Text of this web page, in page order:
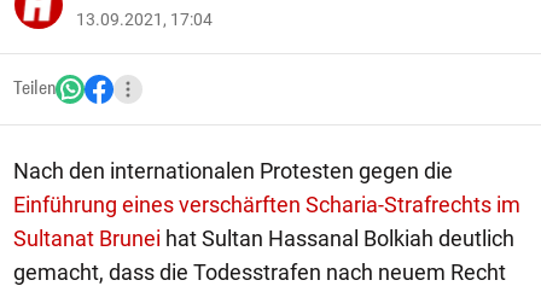
13.09.2021, 17:04
Teilen
Nach den internationalen Protesten gegen die
Einführung eines verschärften Scharia-Strafrechts im
Sultanat Brunei hat Sultan Hassanal Bolkiah deutlich
gemacht, dass die Todesstrafen nach neuem Recht